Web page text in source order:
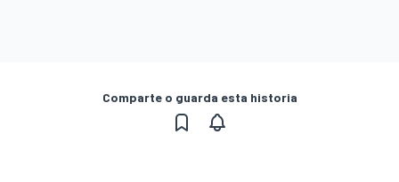
Comparte o guarda esta historia